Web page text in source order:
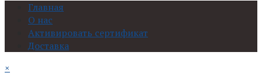
Главная
О нас
Активировать сертификат
Доставка
×